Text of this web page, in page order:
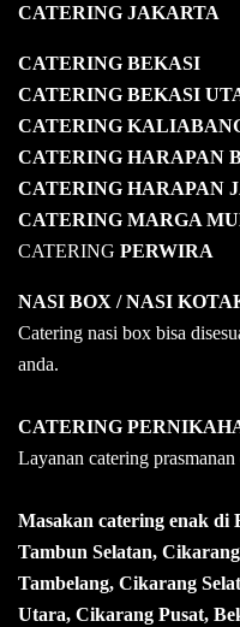
CATERING JAKARTA
CATERING BEKASI
CATERING BEKASI
CATERING
CATERING HARAPAN
CATERING HARAPAN
CATERING MARGA
CATERING PERWIRA
NASI BOX / NASI
Catering nasi box bisa
anda.
CATERING
Layanan catering
Masakan catering enak di
Tambun Selatan,
Tambelang, Cikarang
Utara, Cikarang Pusat,